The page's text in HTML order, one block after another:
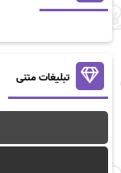
تبلیغات متنی